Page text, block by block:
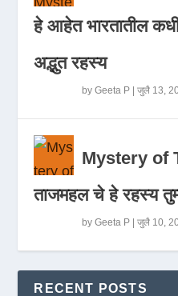
हे आहेत भारतातील
अद्भुत रहस्य
byGeeta P |जुलै 13,
Mystery of
ताजमहल चे हे रहस्य
byGeeta P |जुलै 10,
RECENT POSTS